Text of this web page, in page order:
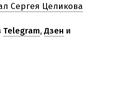
Сергея Целикова
Telegram,Дзен и